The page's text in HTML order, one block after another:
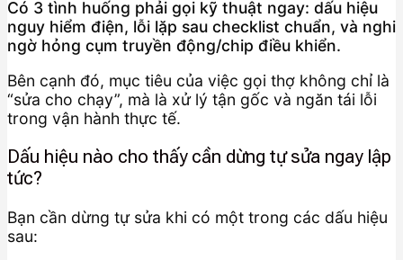
Có 3 tình huống phải gọi kỹ thuật ngay: dấu hiệu
nguy hiểm điện, lỗi lặp sau checklist chuẩn, và nghi
ngờ hỏng cụm truyền động/chip điều khiển.
Bên cạnh đó, mục tiêu của việc gọi thợ không chỉ là
“sửa cho chạy”, mà là xử lý tận gốc và ngăn tái lỗi
trong vận hành thực tế.
Dấu hiệu nào cho thấy cần dừng tự sửa ngay lập
tức?
Bạn cần dừng tự sửa khi có một trong các dấu hiệu
sau: